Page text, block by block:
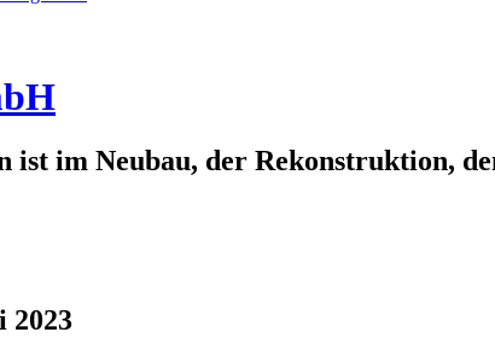
ist im Neubau, der Rekonstruktion,
2023